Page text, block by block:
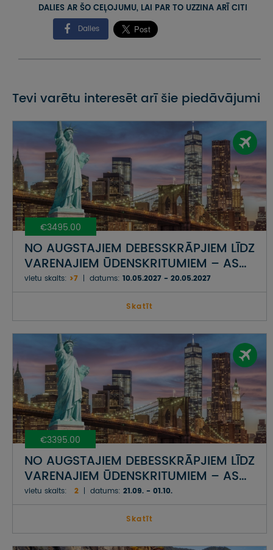
DALIES AR ŠO CEĻOJUMU, LAI PAR TO UZZINA ARĪ CITI
Dalies
Tevi varētu interesēt arī šie piedāvājumi
€3495.00
NO AUGSTAJIEM DEBESSKRĀPJIEM LĪDZ
VARENAJIEM ŪDENSKRITUMIEM – ASV
UN KANĀDA
vietu skaits: >7 datums: 10.05.2027 - 20.05.2027
Skatīt
€3395.00
NO AUGSTAJIEM DEBESSKRĀPJIEM LĪDZ
VARENAJIEM ŪDENSKRITUMIEM – ASV
UN KANĀDA
vietu skaits: 2 datums: 21.09. - 01.10.
Skatīt